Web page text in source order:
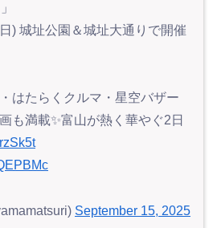
) 城址公園＆城址大通りで開催
はたらくクルマ・星空バザー
も満載✨富山が熱く華やぐ2日
September 15, 2025